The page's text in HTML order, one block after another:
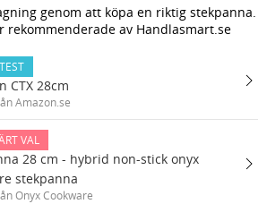
genom att köpa en riktig stekpanna.
rekommenderade av Handlasmart.se
CTX 28cm
Amazon.se
VAL
28 cm - hybrid non-stick onyx
stekpanna
Onyx Cookware